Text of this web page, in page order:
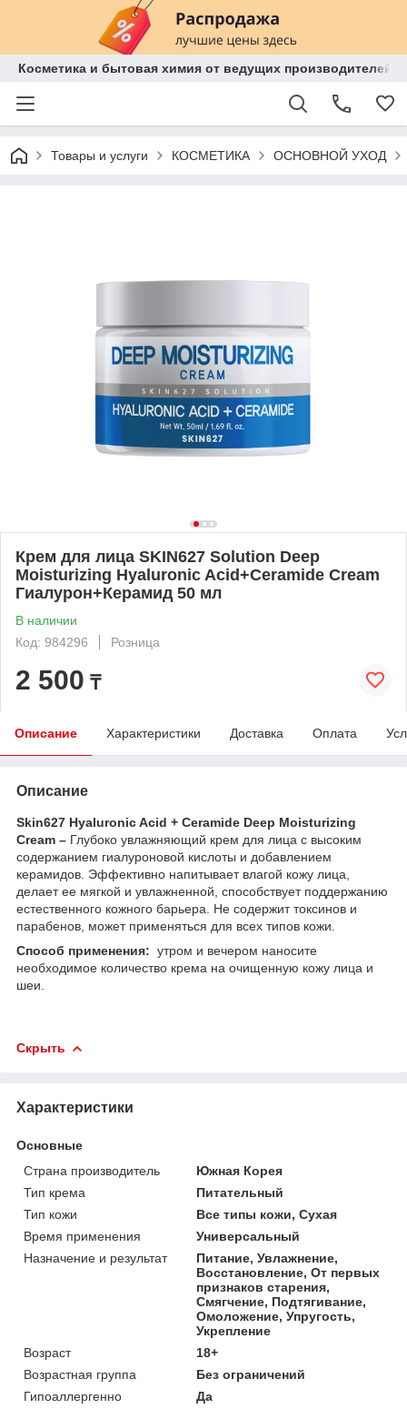
Косметика и бытовая химия от ведущих производителей
Товары и услуги КОСМЕТИКА ОСНОВНОЙ УХОД
Крем для лица SKIN627 Solution Deep
Moisturizing Hyaluronic Acid+Ceramide Cream
Гиалурон+Керамид 50 мл
В наличии
Код: 984296
Розница
2 500 ₸
Описание Характеристики Доставка Оплата
Описание
Skin627 Hyaluronic Acid + Ceramide Deep Moisturizing
Cream – Глубоко увлажняющий крем для лица с высоким
содержанием гиалуроновой кислоты и добавлением
керамидов. Эффективно напитывает влагой кожу лица,
делает ее мягкой и увлажненной, способствует поддержанию
естественного кожного барьера. Не содержит токсинов и
парабенов, может применяться для всех типов кожи.
Способ применения: утром и вечером наносите
необходимое количество крема на очищенную кожу лица и
шеи.
Скрыть
Характеристики
Основные
Страна производитель
Южная Корея
Тип крема
Питательный
Тип кожи
Все типы кожи, Сухая
Время применения
Универсальный
Назначение и результат
Питание, Увлажнение,
Восстановление, От первых
признаков старения,
Смягчение, Подтягивание,
Омоложение, Упругость,
Укрепление
Возраст
18+
Возрастная группа
Без ограничений
Гипоаллергенно
Да